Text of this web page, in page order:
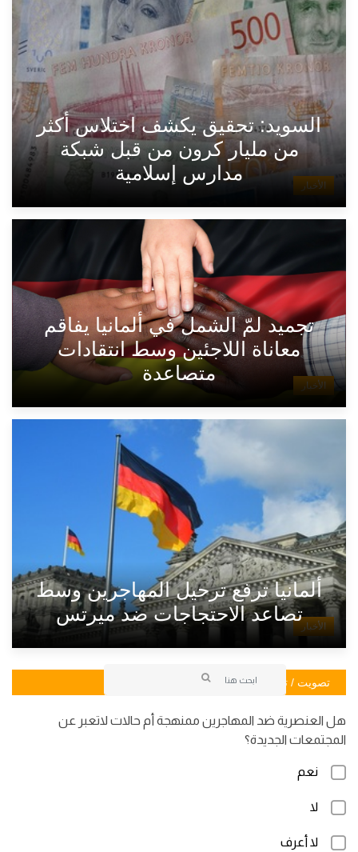
الأخبار
السويد: تحقيق يكشف اختلاس أكثر
من مليار كرون من قبل شبكة
مدارس إسلامية
الأخبار
تجميد لمّ الشمل في ألمانيا يفاقم
معاناة اللاجئين وسط انتقادات
متصاعدة
الأخبار
ألمانيا ترفع ترحيل المهاجرين وسط
تصاعد الاحتجاجات ضد ميرتس
تصويت / تصويت
هل العنصرية ضد المهاجرين ممنهجة أم حالات لاتعبر عن
المجتمعات الجديدة؟
نعم
لا
لا أعرف